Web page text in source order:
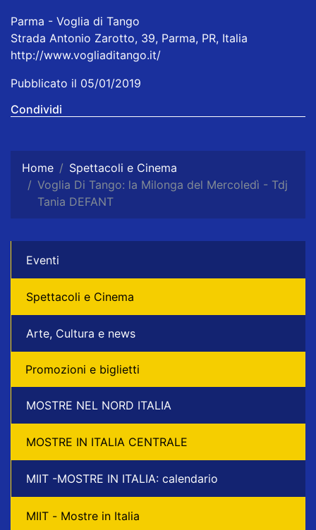
Parma - Voglia di Tango
Strada Antonio Zarotto, 39, Parma, PR, Italia
http://www.vogliaditango.it/
Pubblicato il 05/01/2019
Condividi
Home
Spettacoli e Cinema
Voglia Di Tango: la Milonga del Mercoledì - Tdj
Tania DEFANT
Eventi
Spettacoli e Cinema
Arte, Cultura e news
Promozioni e biglietti
MOSTRE NEL NORD ITALIA
MOSTRE IN ITALIA CENTRALE
MIIT -MOSTRE IN ITALIA: calendario
MIIT - Mostre in Italia